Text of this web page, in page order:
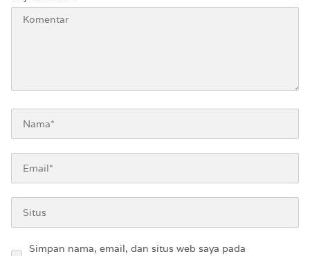
Simpan nama, email, dan situs web saya pada